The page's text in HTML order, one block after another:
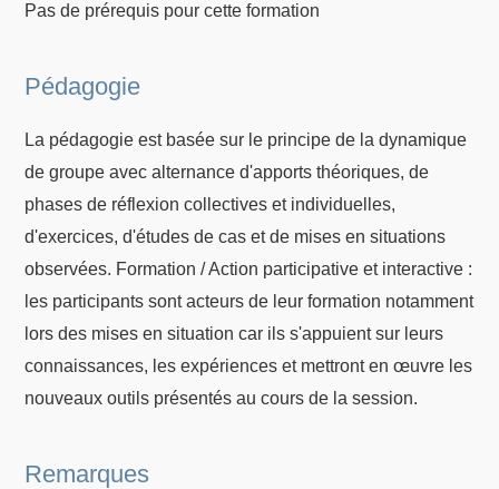
Pas de prérequis pour cette formation
Pédagogie
La pédagogie est basée sur le principe de la dynamique
de groupe avec alternance d'apports théoriques, de
phases de réflexion collectives et individuelles,
d'exercices, d'études de cas et de mises en situations
observées. Formation / Action participative et interactive :
les participants sont acteurs de leur formation notamment
lors des mises en situation car ils s'appuient sur leurs
connaissances, les expériences et mettront en œuvre les
nouveaux outils présentés au cours de la session.
Remarques